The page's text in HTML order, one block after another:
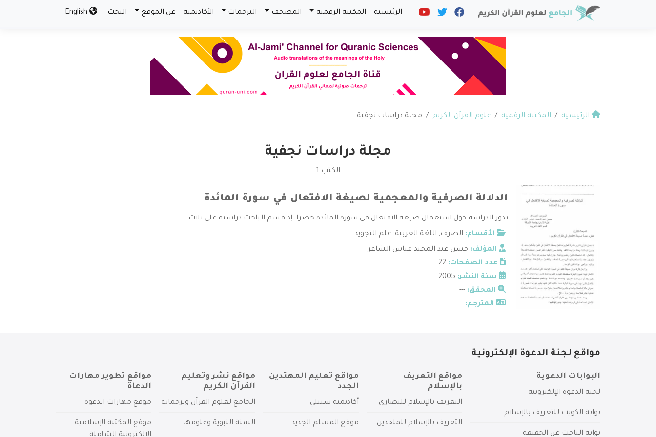
الرئيسية المكتبة الرقمية المصحف الترجمات الأكاديمية عن الموقع البحث
الرئيسية المكتبة الرقمية علوم القرآن الكريم مجلة دراسات نجفية
مجلة دراسات نجفية
الكتب 1
الدلالة الصرفية والمعجمية لصيغة الافتعال في سورة المائدة
تدور الدراسة حول استعمال صيغة الافتعال في سورة المائدة حصرا، إذ قسم الباحث دراسته على ثلاث ...
الأقسام: الصرف, اللغة العربية, علم التجويد
المؤلف: حسن عبد المجيد عباس الشاعر
عدد الصفحات:
سنة النشر:
المحقق: ---
المترجم: ---
مواقع لجنة الدعوة الإلكترونية
البوابات الدعوية
لجنة الدعوة الإلكترونية
بوابة الكويت للتعريف بالإسلام
بوابة الباحث عن الحقيقة
مواقع التعريف
بالإسلام
التعريف بالإسلام للنصارى
التعريف بالإسلام للملحدين
مواقع تعليم المهتدين
الجدد
أكاديمية سبيلي
موقع المسلم الجديد
مواقع نشر وتعليم
القرآن الكريم
الجامع لعلوم القرآن وترجماته
السنة النبوية وعلومها
مواقع تطوير مهارات
الدعاة
موقع مهارات الدعوة
موقع المكتبة الإسلامية
الإلكترونية الشاملة